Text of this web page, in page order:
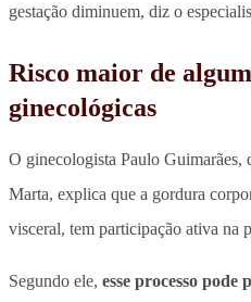
gestação diminuem, diz o
Risco maior de
ginecológicas
O ginecologista Paulo Guimarães,
Marta, explica que a gordura
visceral, tem participação ativa na
Segundo ele, esse processo pode